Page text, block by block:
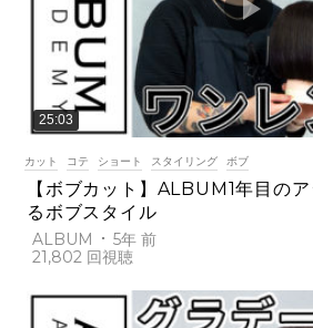
25:03
カット コテ ショート スタイリング ボブ
【ボブカット】ALBUM1年目の
るボブスタイル
ALBUM
5年 前
21,802